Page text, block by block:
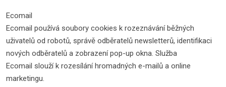
Ecomail
Ecomail používá soubory cookies k rozeznávání běžných
uživatelů od robotů, správě odběratelů newsletterů, identifikaci
nových odběratelů a zobrazení pop-up okna. Služba
Ecomail slouží k rozesílání hromadných e-mailů a online
marketingu.